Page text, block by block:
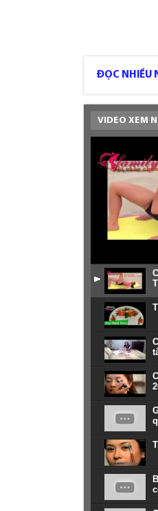
ĐỌC NHIỀU
VIDEO XEM